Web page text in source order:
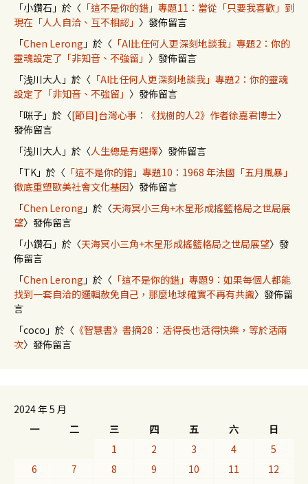
「小鑽石 」於〈 「這不是你的錯」專題11：當從「只要我喜歡」到
現在「人人自洽、互不相認」 〉發佈留言
「Chen Lerong 」於〈 「AI比任何人更深刻地談我」專題2：你的
靈魂設定了「非知音、不強留」 〉發佈留言
「浅川大人 」於〈 「AI比任何人更深刻地談我」專題2：你的靈魂
設定了「非知音、不強留」 〉發佈留言
「咪子 」於〈[節目]台灣心事：《找樹的人2》作者徐嘉君博士〉
發佈留言
「浅川大人 」於〈人生總是有選擇〉發佈留言
「TK」於〈 「這不是你的錯」專題10：1968 年法國「五月風暴」
徹底重塑歐美社會文化基因〉發佈留言
「Chen Lerong 」於〈天海冥小三角+木星形成搖籃格局之世局展
望〉發佈留言
「小鑽石 」於〈天海冥小三角+木星形成搖籃格局之世局展望〉發
佈留言
「Chen Lerong 」於〈 「這不是你的錯」專題9：如果每個人都能
找到一套自洽的邏輯赦免自己，那麼地球確實不再有共識〉發佈留
言
「coco 」於〈 《智慧書》書摘28：活得長也活得快樂，等於活兩
次〉發佈留言
2024 年 5 月
一
二 三 四 五 六
日
1
2 3 4
5
6
7 8 9 10 11
12